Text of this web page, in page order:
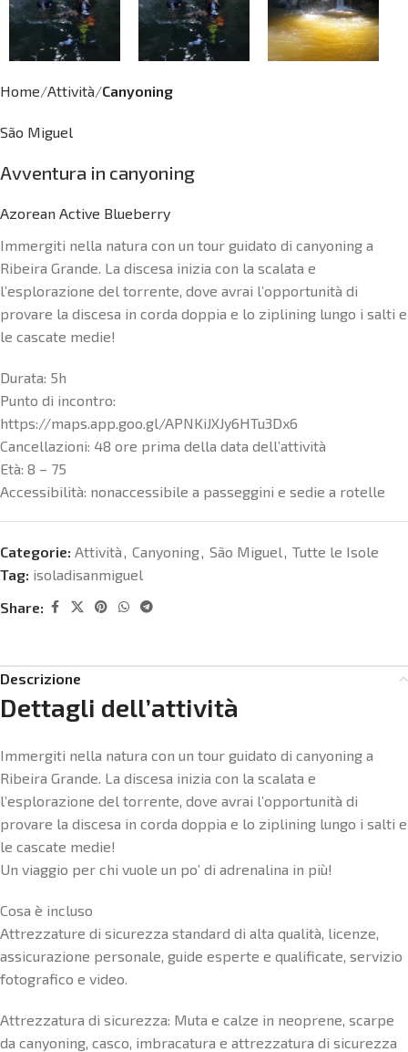
Home Attività Canyoning
São Miguel
Avventura in canyoning
Azorean Active Blueberry
Immergiti nella natura con un tour guidato di canyoning a
Ribeira Grande. La discesa inizia con la scalata e
l’esplorazione del torrente, dove avrai l’opportunità di
provare la discesa in corda doppia e lo ziplining lungo i salti e
le cascate medie!
Durata: 5h
Punto di incontro:
https://maps.app.goo.gl/APNKiJXJy6HTu3Dx6
Cancellazioni: 48 ore prima della data dell’attività
Età: 8 – 75
Accessibilità: nonaccessibile a passeggini e sedie a rotelle
Categorie: Attività, Canyoning, São Miguel, Tutte le Isole
Tag: isoladisanmiguel
Share:
Descrizione
Dettagli dell’attività
Immergiti nella natura con un tour guidato di canyoning a
Ribeira Grande. La discesa inizia con la scalata e
l’esplorazione del torrente, dove avrai l’opportunità di
provare la discesa in corda doppia e lo ziplining lungo i salti e
le cascate medie!
Un viaggio per chi vuole un po’ di adrenalina in più!
Cosa è incluso
Attrezzature di sicurezza standard di alta qualità, licenze,
assicurazione personale, guide esperte e qualificate, servizio
fotografico e video.
Attrezzatura di sicurezza: Muta e calze in neoprene, scarpe
da canyoning, casco, imbracatura e attrezzatura di sicurezza